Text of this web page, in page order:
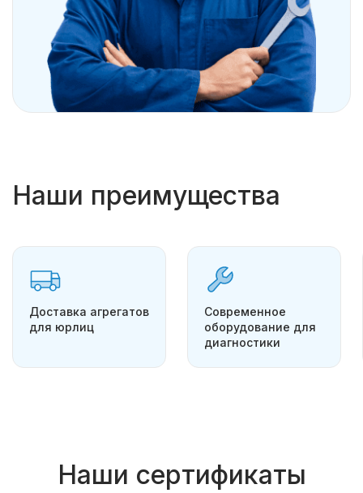
Наши преимущества
Доставка агрегатов
для юрлиц
Современное
оборудование для
диагностики
Наши сертификаты